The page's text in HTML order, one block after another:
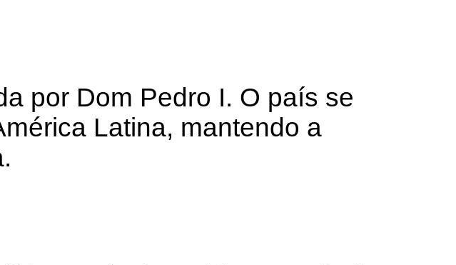
por Dom Pedro I. O país se
Latina, mantendo a